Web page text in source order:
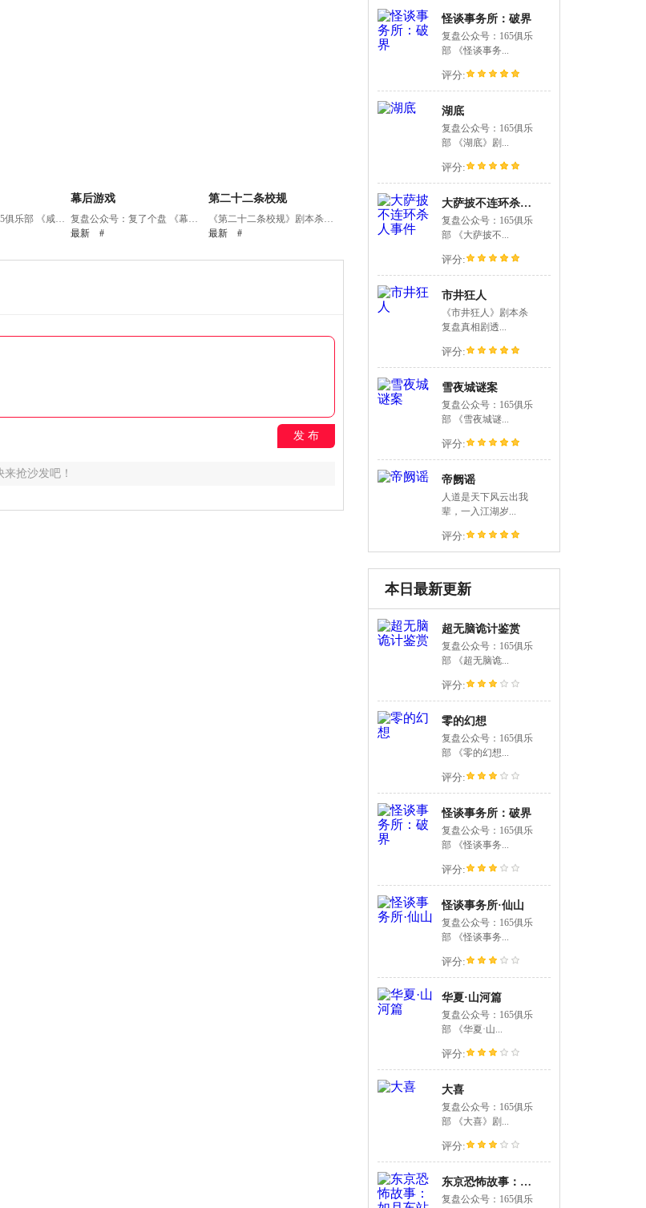
怪谈事务所：破界
复盘公众号：165俱乐
部 《怪谈事务...
评分:
湖底
复盘公众号：165俱乐
部 《湖底》剧...
评分:
大萨披不连环杀人事件
复盘公众号：165俱乐
部 《大萨披不...
评分:
市井狂人
《市井狂人》剧本杀
复盘真相剧透...
评分:
雪夜城谜案
复盘公众号：165俱乐
部 《雪夜城谜...
评分:
帝阙谣
人道是天下风云出我
辈，一入江湖岁...
评分:
本日最新更新
超无脑诡计鉴赏
复盘公众号：165俱乐
部 《超无脑诡...
评分:
零的幻想
复盘公众号：165俱乐
部 《零的幻想...
评分:
怪谈事务所：破界
复盘公众号：165俱乐
部 《怪谈事务...
评分:
怪谈事务所·仙山
复盘公众号：165俱乐
部 《怪谈事务...
评分:
华夏·山河篇
复盘公众号：165俱乐
部 《华夏·山...
评分:
大喜
复盘公众号：165俱乐
部 《大喜》剧...
评分:
东京恐怖故事：如月车站
复盘公众号：165俱乐
复盘公众号：165俱乐部 《咸阳之别...
幕后游戏
复盘公众号：复了个盘 《幕后游戏...
最新
#
第二十二条校规
《第二十二条校规》剧本杀复盘玩...
最新
#
发 布
抢沙发吧！